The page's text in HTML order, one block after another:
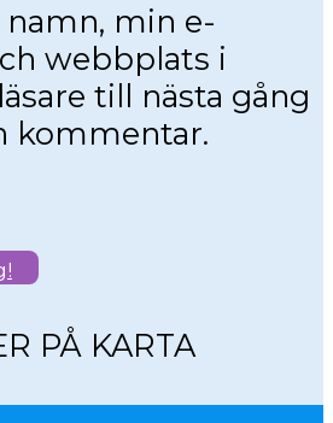
min e-
webbplats i
till nästa gång
kommentar.
PÅ KARTA